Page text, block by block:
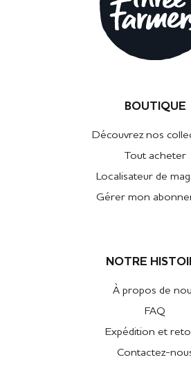
BOUTIQUE
Découvrez nos
Tout acheter
Localisateur de
Gérer mon
NOTRE
À propos de
FAQ
Expédition et
Contactez-